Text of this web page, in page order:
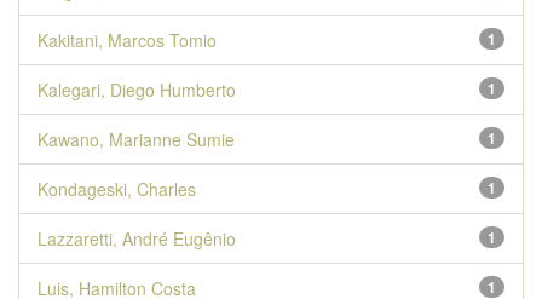
1
Kakitani, Marcos Tomio
1
Kalegari, Diego Humberto
1
Kawano, Marianne Sumie
1
Kondageski, Charles
1
Lazzaretti, André Eugênio
1
Luis, Hamilton Costa